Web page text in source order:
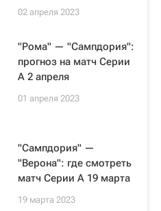
02 апреля 2023
"Рома" — "Сампдория":
прогноз на матч Серии
А 2 апреля
01 апреля 2023
"Сампдория" —
"Верона": где смотреть
матч Серии А 19 марта
19 марта 2023